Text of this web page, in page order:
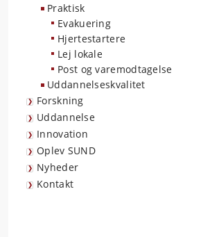
Praktisk
Evakuering
Hjertestartere
Lej lokale
Post og varemodtagelse
Uddannelseskvalitet
Forskning
Uddannelse
Innovation
Oplev SUND
Nyheder
Kontakt